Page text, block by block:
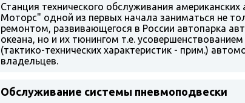
Станция технического обслуживания
Моторс" одной из первых начала заниматься не
ремонтом, развивающегося в России автопарка
океана, но и их тюнингом т.е.
(тактико-технических характеристик - прим.)
владельцев.
Обслуживание системы пневмоподвески